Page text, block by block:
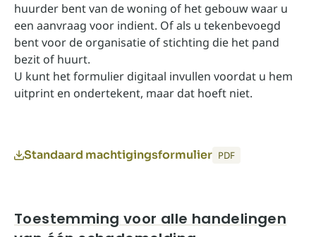
huurder bent van de woning of het gebouw waar u
een aanvraag voor indient. Of als u tekenbevoegd
bent voor de organisatie of stichting die het pand
bezit of huurt.
U kunt het formulier digitaal invullen voordat u hem
uitprint en ondertekent, maar dat hoeft niet.
Standaard machtigingsformulier PDF
Toestemming voor alle handelingen